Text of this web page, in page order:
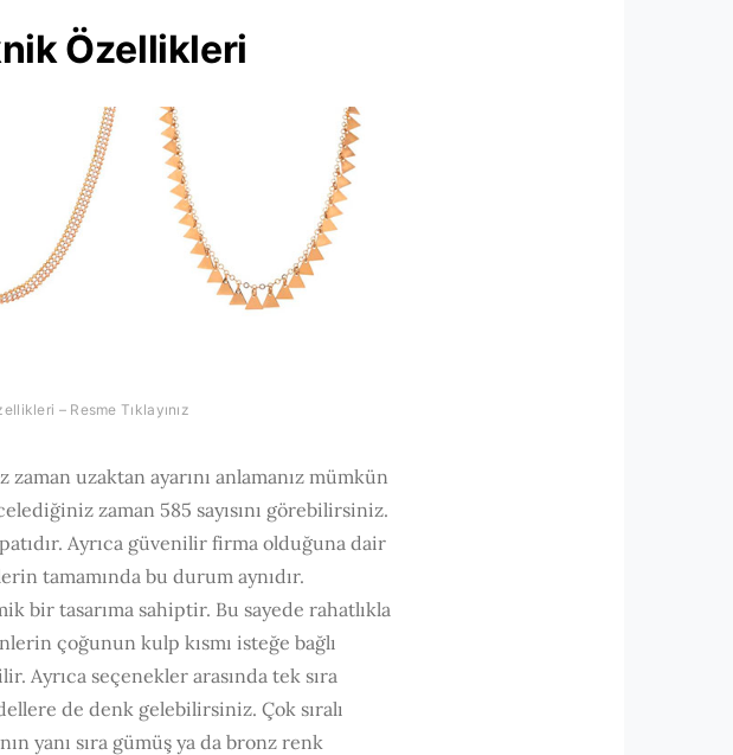
Özellikleri
– Resme Tıklayınız
uzaktan ayarını anlamanız mümkün
zaman 585 sayısını görebilirsiniz.
Ayrıca güvenilir firma olduğuna dair
tamamında bu durum aynıdır.
bir tasarıma sahiptir. Bu sayede rahatlıkla
çoğunun kulp kısmı isteğe bağlı
Ayrıca seçenekler arasında tek sıra
de denk gelebilirsiniz. Çok sıralı
yanı sıra gümüş ya da bronz renk